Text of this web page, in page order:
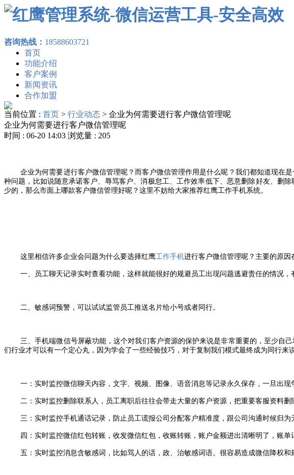
咨询热线： 18588603721
首页
功能介绍
客户案例
新闻资讯
合作加盟
当前位置 : 首页 > 行业动态 > 企业为何需要进行客户微信管理呢
企业为何需要进行客户微信管理呢
时间 : 06-20 14:03 浏览量 : 205
企业为何需要进行客户微信管理呢？而客户微信管理作用是什么呢？我们都知道现在
种问题，比如说随意承诺客户、辱骂客户、消极怠工、工作效率低下、恶意删除好友、删
少的，那么市面上哪款客户微信管理好呢？这里不妨给大家推荐红鹰工作手机系统。
这里相信许多企业会问题为什么要选择红鹰工作手机进行客户微信管理呢？主要的原因
一、员工聊天记录实时查看功能，这样就能很好的规避员工出现问题逃避责任的情况，
二、敏感词预警，可以试试监管员工推送名片给小号或者同行。
三、手机端微信号屏蔽功能，这个对我们客户资源的保护来说是非常重要的，至少自
们行业才可以有一个定心丸，因为学会了一些经验技巧，对于复制我们模式最终成为同行来
一：实时监控微信聊天内容，文字、视频、图像、语音消息等记录永久保存，一旦出现
二：实时监控删除联系人，员工离职后往往会带走大量的客户资源，把重要客服资料
三：实时监控手机通话记录，防止员工谎报公司分配客户精准度，跟公司沟通时候归为
四：实时监控微信红包转账，收发微信红包，收账转账，账户金额进出清晰明了，账单
五：实时监控消息含敏感词，比如骂人的话，政、治敏感词语。很容易造成微信降权和